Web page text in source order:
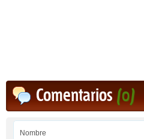
Comentarios(0)